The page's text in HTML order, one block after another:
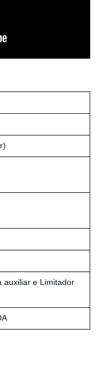
auxiliar e Limitador